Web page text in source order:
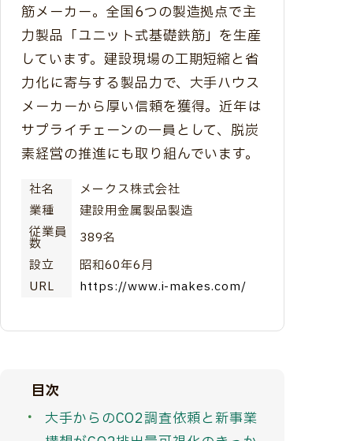
筋メーカー。全国6つの製造拠点で主
力製品「ユニット式基礎鉄筋」を生産
しています。建設現場の工期短縮と省
力化に寄与する製品力で、大手ハウス
メーカーから厚い信頼を獲得。近年は
サプライチェーンの一員として、脱炭
素経営の推進にも取り組んでいます。
社名
メークス株式会社
業種
建設用金属製品製造
従業員
数
389名
設立
昭和60年6月
URL
https://www.i-makes.com/
目次
大手からのCO2調査依頼と新事業